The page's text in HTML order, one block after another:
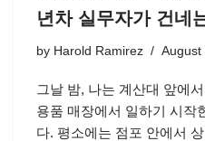
년차 실무자가 건네
by Harold Ramirez August
그날 밤, 나는 계산대 앞에
용품 매장에서 일하기 시작
다. 평소에는 점포 안에서